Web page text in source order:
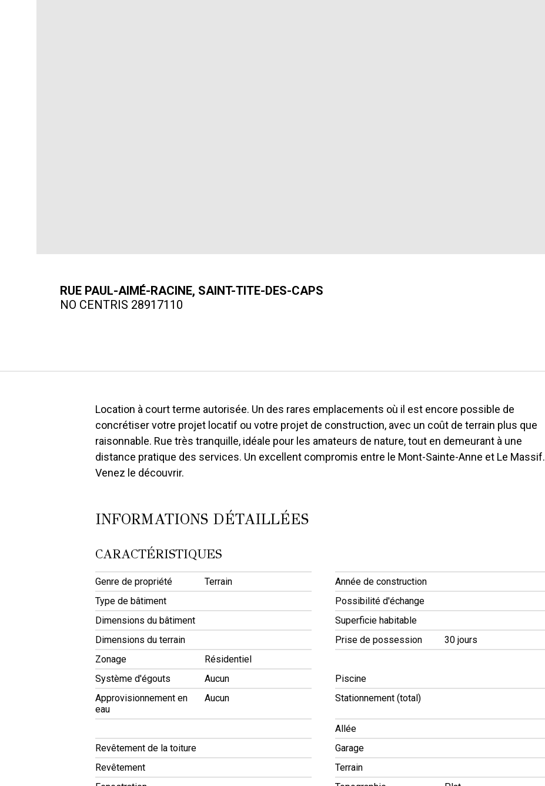
RUE PAUL-AIMÉ-RACINE, SAINT-TITE-DES-CAPS
NO CENTRIS 28917110
Location à court terme autorisée. Un des rares emplacements où il est encore possible de
concrétiser votre projet locatif ou votre projet de construction, avec un coût de terrain plus que
raisonnable. Rue très tranquille, idéale pour les amateurs de nature, tout en demeurant à une
distance pratique des services. Un excellent compromis entre le Mont-Sainte-Anne et Le Massif.
Venez le découvrir.
INFORMATIONS DÉTAILLÉES
CARACTÉRISTIQUES
Genre de propriété Terrain
Année de construction
Type de bâtiment
Possibilité d'échange
Dimensions du bâtiment
Superficie habitable
Dimensions du terrain
Prise de possession
30 jours
Zonage
Résidentiel
Système d'égouts
Aucun
Piscine
Approvisionnement en
eau
Aucun Stationnement (total)
Allée
Revêtement de la toiture
Garage
Revêtement
Terrain